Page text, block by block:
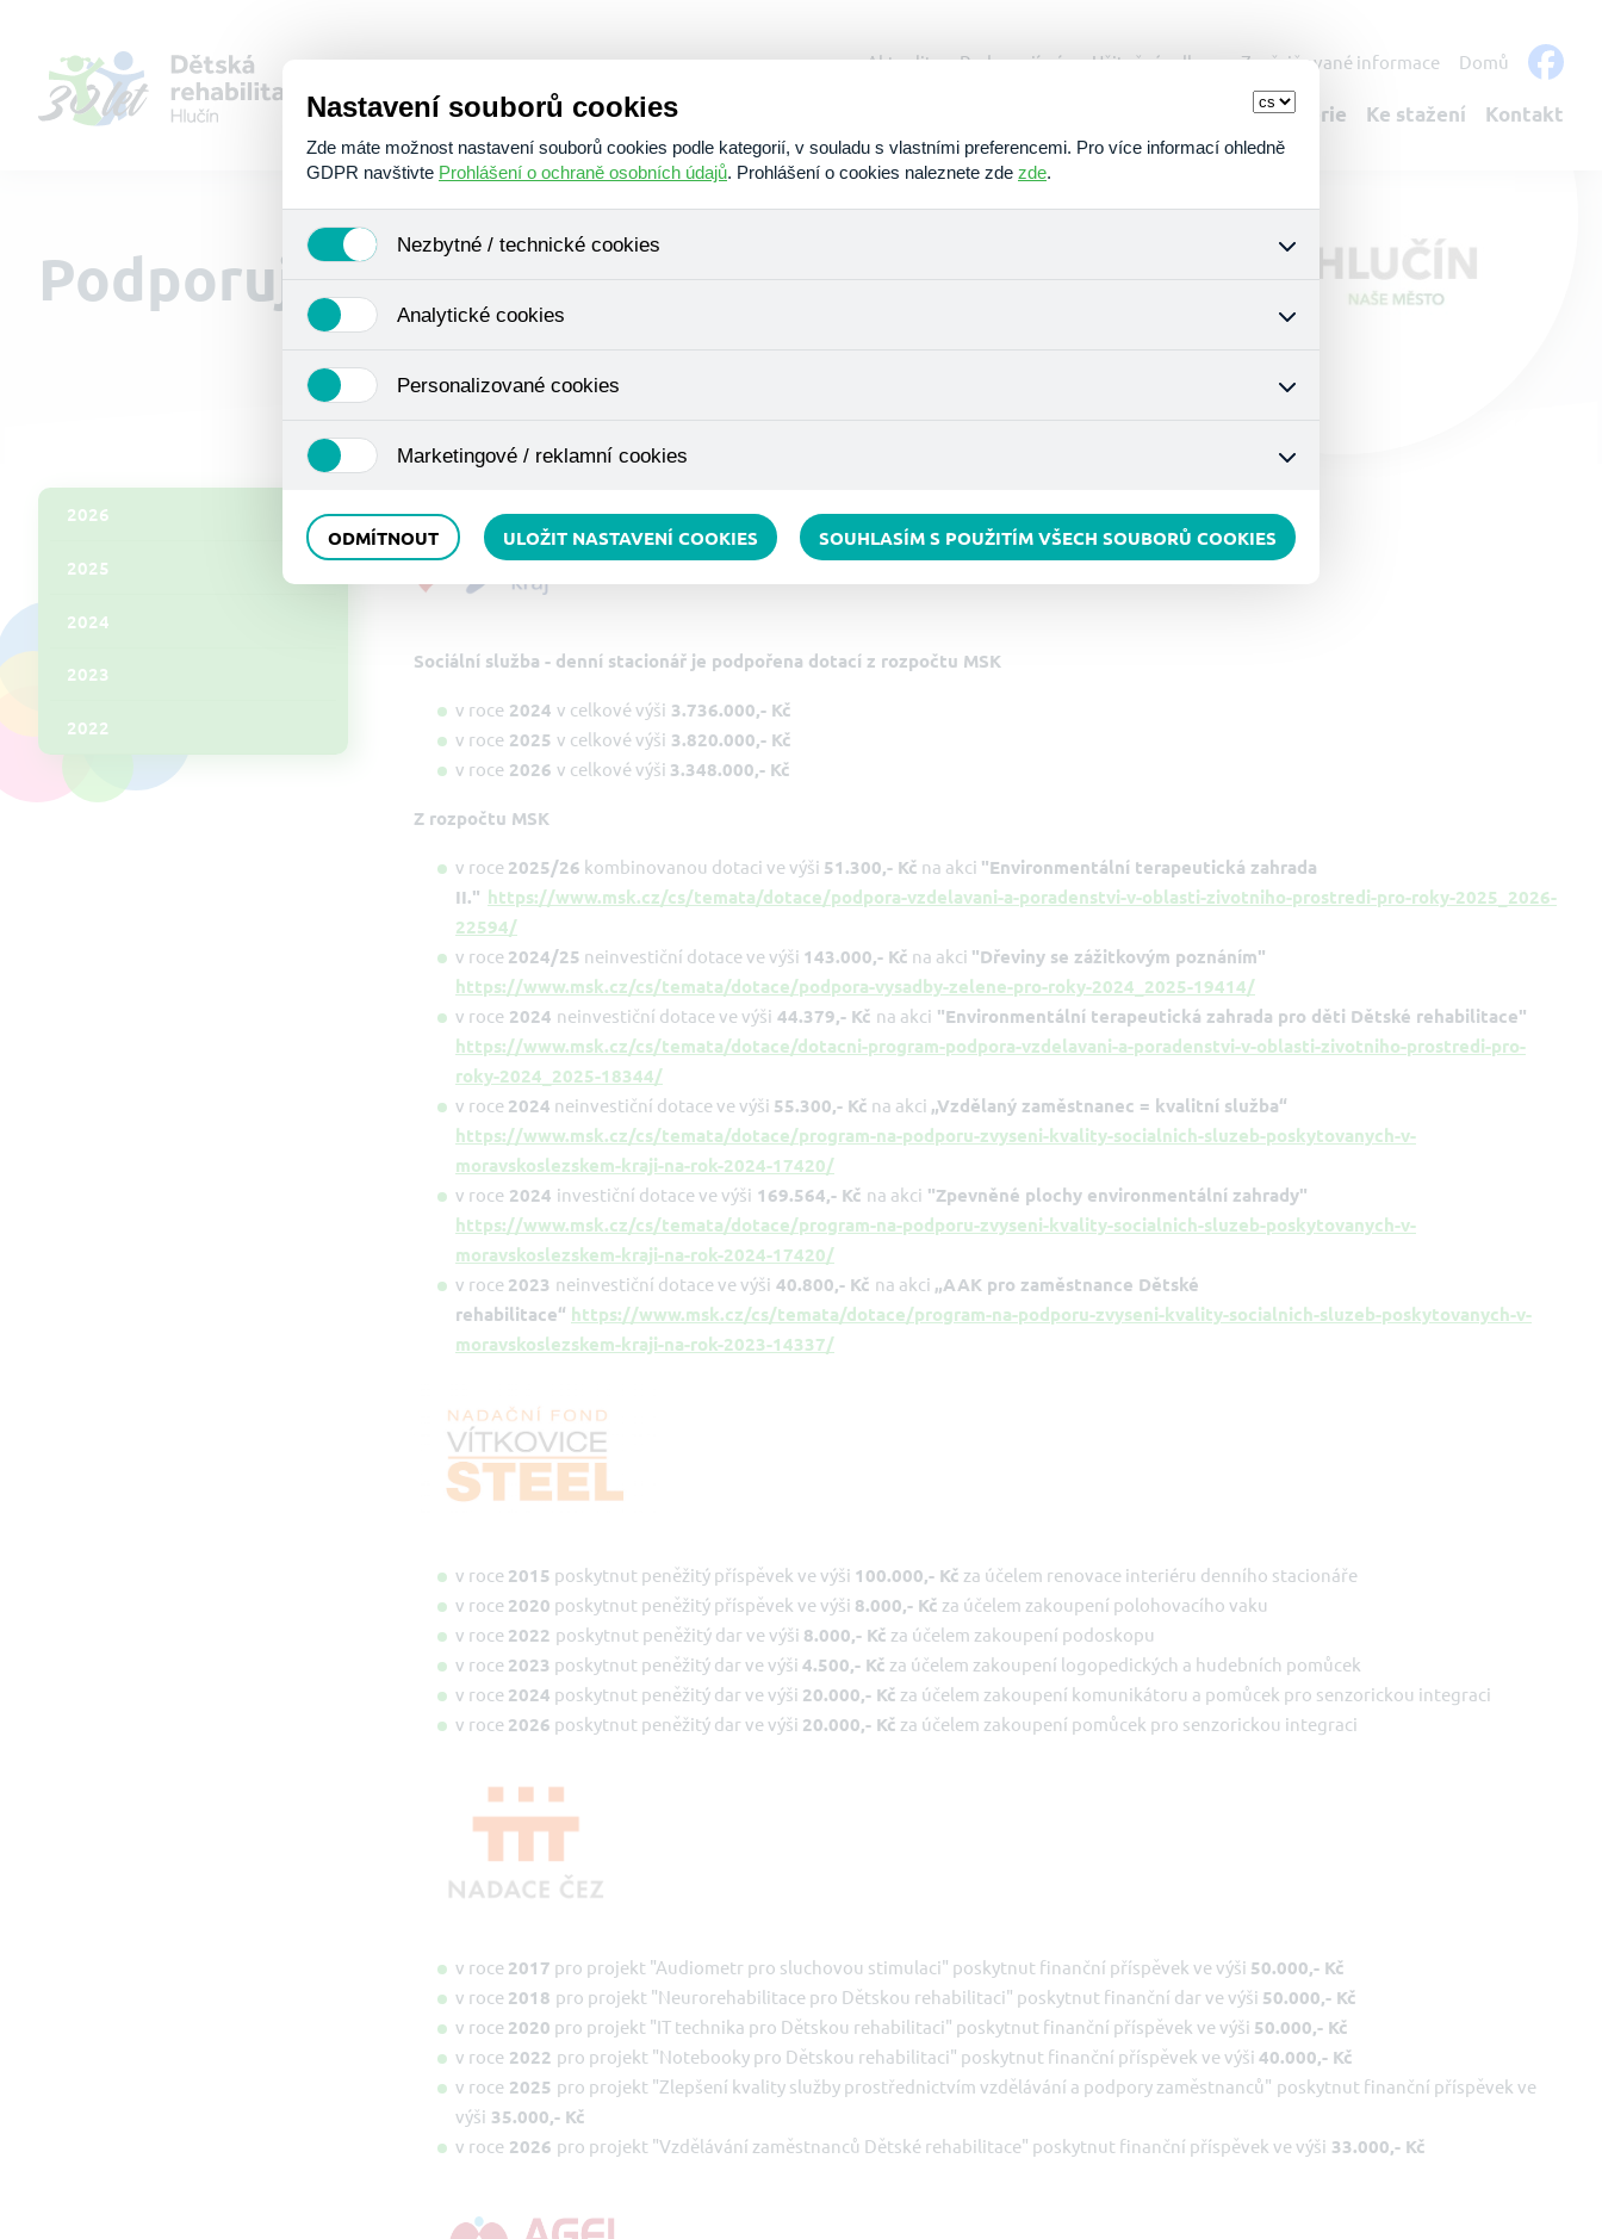
Aktuality Podporují nás Užitečné odkazy Zveřejňované informace Domů
Fotogalerie Ke stažení Kontakt
Podporují nás
2026
2025
2024
2023
2022
Sociální služba - denní stacionář je podpořena dotací z rozpočtu MSK
v roce 2024 v celkové výši 3.736.000,- Kč
v roce 2025 v celkové výši 3.820.000,- Kč
v roce 2026 v celkové výši 3.348.000,- Kč
Z rozpočtu MSK
v roce 2025/26 kombinovanou dotaci ve výši 51.300,- Kč na akci "Environmentální terapeutická zahrada
II." https://www.msk.cz/cs/temata/dotace/podpora-vzdelavani-a-poradenstvi-v-oblasti-zivotniho-prostredi-pro-roky-2025_2026-
22594/
v roce 2024/25 neinvestiční dotace ve výši 143.000,- Kč na akci "Dřeviny se zážitkovým poznáním"
https://www.msk.cz/cs/temata/dotace/podpora-vysadby-zelene-pro-roky-2024_2025-19414/
v roce 2024 neinvestiční dotace ve výši 44.379,- Kč na akci "Environmentální terapeutická zahrada pro děti Dětské rehabilitace"
https://www.msk.cz/cs/temata/dotace/dotacni-program-podpora-vzdelavani-a-poradenstvi-v-oblasti-zivotniho-prostredi-pro-
roky-2024_2025-18344/
v roce 2024 neinvestiční dotace ve výši 55.300,- Kč na akci „Vzdělaný zaměstnanec = kvalitní služba“
https://www.msk.cz/cs/temata/dotace/program-na-podporu-zvyseni-kvality-socialnich-sluzeb-poskytovanych-v-
moravskoslezskem-kraji-na-rok-2024-17420/
v roce 2024 investiční dotace ve výši 169.564,- Kč na akci "Zpevněné plochy environmentální zahrady"
https://www.msk.cz/cs/temata/dotace/program-na-podporu-zvyseni-kvality-socialnich-sluzeb-poskytovanych-v-
moravskoslezskem-kraji-na-rok-2024-17420/
v roce 2023 neinvestiční dotace ve výši 40.800,- Kč na akci „AAK pro zaměstnance Dětské
rehabilitace“ https://www.msk.cz/cs/temata/dotace/program-na-podporu-zvyseni-kvality-socialnich-sluzeb-poskytovanych-v-
moravskoslezskem-kraji-na-rok-2023-14337/
v roce 2015 poskytnut peněžitý příspěvek ve výši 100.000,- Kč za účelem renovace interiéru denního stacionáře
v roce 2020 poskytnut peněžitý příspěvek ve výši 8.000,- Kč za účelem zakoupení polohovacího vaku
v roce 2022 poskytnut peněžitý dar ve výši 8.000,- Kč za účelem zakoupení podoskopu
v roce 2023 poskytnut peněžitý dar ve výši 4.500,- Kč za účelem zakoupení logopedických a hudebních pomůcek
v roce 2024 poskytnut peněžitý dar ve výši 20.000,- Kč za účelem zakoupení komunikátoru a pomůcek pro senzorickou integraci
v roce 2026 poskytnut peněžitý dar ve výši 20.000,- Kč za účelem zakoupení pomůcek pro senzorickou integraci
v roce 2017 pro projekt "Audiometr pro sluchovou stimulaci" poskytnut finanční příspěvek ve výši 50.000,- Kč
v roce 2018 pro projekt "Neurorehabilitace pro Dětskou rehabilitaci" poskytnut finanční dar ve výši 50.000,- Kč
v roce 2020 pro projekt "IT technika pro Dětskou rehabilitaci" poskytnut finanční příspěvek ve výši 50.000,- Kč
v roce 2022 pro projekt "Notebooky pro Dětskou rehabilitaci" poskytnut finanční příspěvek ve výši 40.000,- Kč
v roce 2025 pro projekt "Zlepšení kvality služby prostřednictvím vzdělávání a podpory zaměstnanců" poskytnut finanční příspěvek ve
výši 35.000,- Kč
v roce 2026 pro projekt "Vzdělávání zaměstnanců Dětské rehabilitace" poskytnut finanční příspěvek ve výši 33.000,- Kč
Nastavení souborů cookies
Zde máte možnost nastavení souborů cookies podle kategorií, v souladu s vlastními preferencemi. Pro více informací ohledně
GDPR navštivte Prohlášení o ochraně osobních údajů. Prohlášení o cookies naleznete zde zde.
Nezbytné / technické cookies
Používají se mimo jiné k ukládání produktů v nákupním košíku, ovládání filtrů a také nastavení souhlasu s uživáním cookies.
Analytické cookies
se již nejedná o osobní údaje, protože anonymizované cookies nelze přiřadit konkrétnímu uživateli. Proto nedokážeme zjistit
Personalizované cookies
zkušenosti. Díky nim můžeme nabídku přímo přizpůsobit vašim preferencím, což vám pomůže vyhnout se nevhodným
Marketingové / reklamní cookies
ODMÍTNOUT
ULOŽIT NASTAVENÍ COOKIES SOUHLASÍM S POUŽITÍM VŠECH SOUBORŮ COOKIES